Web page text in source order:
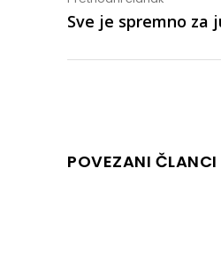
Sve je spremno za
POVEZANI ČLANCI